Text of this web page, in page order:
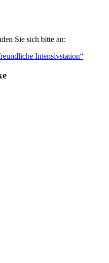
Sie sich bitte an: